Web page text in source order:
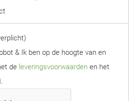
& Ik ben op de hoogte van en
de leveringsvoorwaarden en het
.